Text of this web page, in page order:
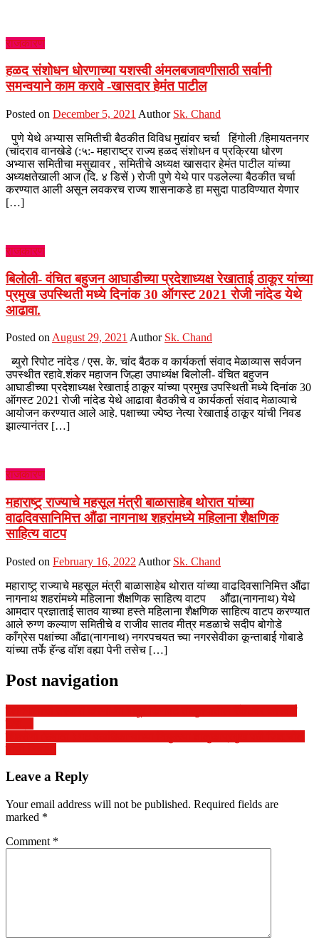
राजकारण
हळद संशोधन धोरणाच्या यशस्वी अंमलबजावणीसाठी सर्वानी
समन्वयाने काम करावे -खासदार हेमंत पाटील
Posted on December 5, 2021 Author Sk. Chand
पुणे येथे अभ्यास समितीची बैठकीत विविध मुद्यांवर चर्चा हिंगोली /हिमायतनगर
(चांदराव वानखेडे (:५:- महाराष्ट्र राज्य हळद संशोधन व प्रक्रिया धोरण
अभ्यास समितीचा मसुद्यावर , समितीचे अध्यक्ष खासदार हेमंत पाटील यांच्या
अध्यक्षतेखाली आज (दि. ४ डिसें ) रोजी पुणे येथे पार पडलेल्या बैठकीत चर्चा
करण्यात आली असून लवकरच राज्य शासनाकडे हा मसुदा पाठविण्यात येणार
[…]
राजकारण
बिलोली- वंचित बहुजन आघाडीच्या प्रदेशाध्यक्ष रेखाताई ठाकूर यांच्या
प्रमुख उपस्थिती मध्ये दिनांक 30 ऑगस्ट 2021 रोजी नांदेड येथे
आढावा.
Posted onAugust 29, 2021 Author Sk. Chand
ब्युरो रिपोट नांदेड / एस. के. चांद बैठक व कार्यकर्ता संवाद मेळाव्यास सर्वजन
उपस्थीत रहावे.शंकर महाजन जिल्हा उपाध्यंक्ष बिलोली- वंचित बहुजन
आघाडीच्या प्रदेशाध्यक्ष रेखाताई ठाकूर यांच्या प्रमुख उपस्थिती मध्ये दिनांक 30
ऑगस्ट 2021 रोजी नांदेड येथे आढावा बैठकीचे व कार्यकर्ता संवाद मेळाव्याचे
आयोजन करण्यात आले आहे. पक्षाच्या ज्येष्ठ नेत्या रेखाताई ठाकूर यांची निवड
झाल्यानंतर […]
राजकारण
महाराष्ट्र् राज्याचे महसूल मंत्री बाळासाहेब थोरात यांच्या
वाढदिवसानिमित्त औंढा नागनाथ शहरांमध्ये महिलाना शैक्षणिक
साहित्य वाटप
Posted on February 16, 2022 Author Sk. Chand
महाराष्ट्र् राज्याचे महसूल मंत्री बाळासाहेब थोरात यांच्या वाढदिवसानिमित्त औंढा
नागनाथ शहरांमध्ये महिलाना शैक्षणिक साहित्य वाटप औंढा(नागनाथ) येथे
आमदार प्रज्ञाताई सातव याच्या हस्ते महिलाना शैक्षणिक साहित्य वाटप करण्यात
आले रुग्ण कल्याण समितीचे व राजीव सातव मीत्र मडळाचे सदीप बोगोडे
काँग्रेस पक्षांच्या औंढा(नागनाथ) नगरपचयत च्या नगरसेवीका कून्ताबाई गोबाडे
यांच्या तर्फे हॅन्ड वॉश वह्या पेनी तसेच […]
Post navigation
Leave a Reply
Your email address will not be published. Required fields are
marked *
Comment *